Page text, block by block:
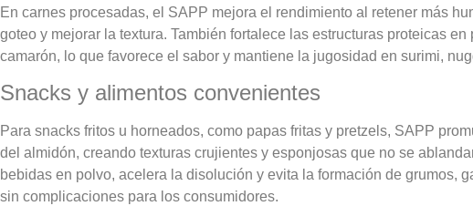
En carnes procesadas, el SAPP mejora el rendimiento al retener más
goteo y mejorar la textura. También fortalece las estructuras proteicas
camarón, lo que favorece el sabor y mantiene la jugosidad en surimi,
Snacks y alimentos convenientes
Para snacks fritos u horneados, como papas fritas y pretzels, SAPP
del almidón, creando texturas crujientes y esponjosas que no se
bebidas en polvo, acelera la disolución y evita la formación de grumos,
sin complicaciones para los consumidores.